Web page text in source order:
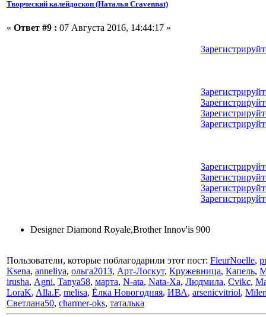
Творческий калейдоскоп (Наталья Cravennat)
« Ответ #9 : 07 Августа 2016, 14:44:17 »
Designer Diamond Royale,Brother Innov'is 900
Пользователи, которые поблагодарили этот пост: FleurNoelle,
Ksena, anneliya, ольга2013, Арт-Лоскут, Кружевница, Капель,
irusha, Аgni, Tanya58, марта, N-ata, Nata-Xa, Людмила, Cvikc,
LoraK, Alla.F, melisa, Ёлка Новогодняя, ИВА, arsenicvitriol,
Светлана50, charmer-oks, таталька